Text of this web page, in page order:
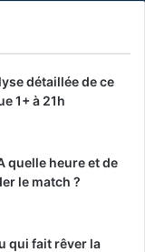
détaillée de ce
1+ à 21h
quelle heure et de
le match ?
qui fait rêver la